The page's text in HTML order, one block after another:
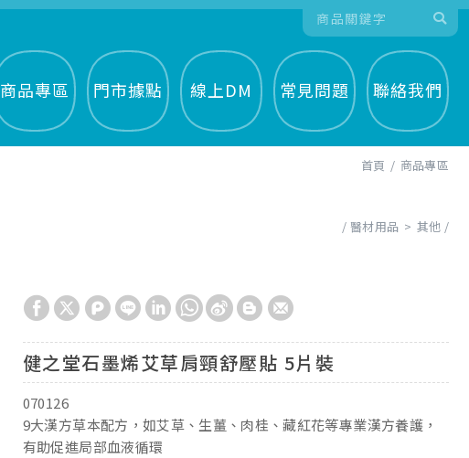
商品專區 門市據點 線上DM 常見問題 聯絡我們
首頁 商品專區
醫材用品 其他
健之堂石墨烯艾草肩頸舒壓貼 5片裝
070126
9大漢方草本配方，如艾草、生薑、肉桂、藏紅花等專業漢方養護，
有助促進局部血液循環